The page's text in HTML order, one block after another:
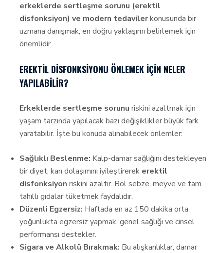
erkeklerde sertleşme sorunu (erektil
disfonksiyon) ve modern tedavilerkonusunda bir
uzmana danışmak, en doğru yaklaşımı belirlemek için
önemlidir.
EREKTIL DISFONKSIYONU ÖNLEMEK İÇIN NELER
YAPILABILIR?
Erkeklerde sertleşme sorunu riskini azaltmak için
yaşam tarzında yapılacak bazı değişiklikler büyük fark
yaratabilir. İşte bu konuda alınabilecek önlemler:
Sağlıklı Beslenme: Kalp-damar sağlığını destekleyen
bir diyet, kan dolaşımını iyileştirerek erektil
disfonksiyon riskini azaltır. Bol sebze, meyve ve tam
tahıllı gıdalar tüketmek faydalıdır.
Düzenli Egzersiz: Haftada en az 150 dakika orta
yoğunlukta egzersiz yapmak, genel sağlığı ve cinsel
performansı destekler.
Sigara ve Alkolü Bırakmak: Bu alışkanlıklar, damar